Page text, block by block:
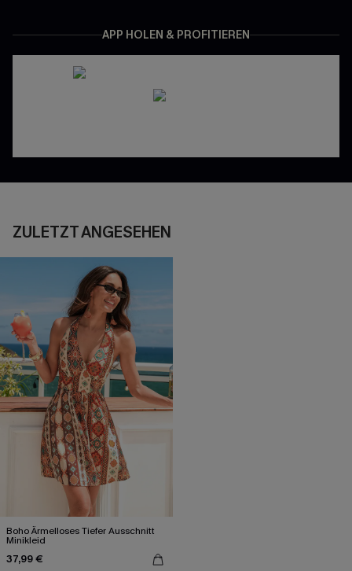
APP HOLEN & PROFITIEREN
ZULETZT ANGESEHEN
Boho Ärmelloses Tiefer Ausschnitt
Minikleid
37,99 €